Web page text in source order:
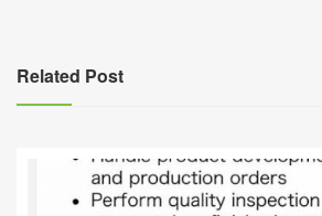
覽
Related Post